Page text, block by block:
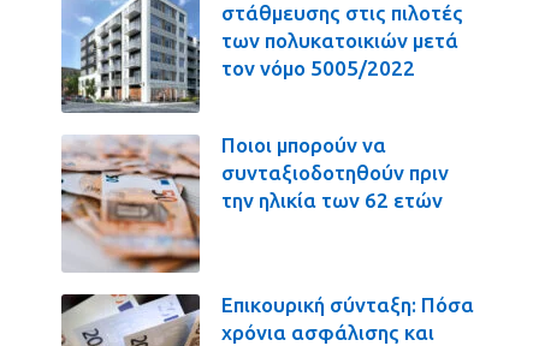
στάθμευσης στις πιλοτές
των πολυκατοικιών μετά
τον νόμο 5005/2022
Ποιοι μπορούν να
συνταξιοδοτηθούν πριν
την ηλικία των 62 ετών
Επικουρική σύνταξη: Πόσα
χρόνια ασφάλισης και